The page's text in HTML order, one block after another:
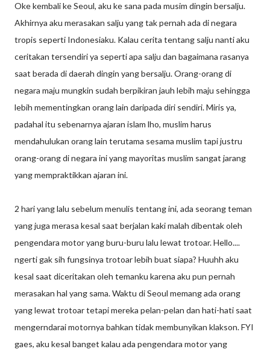
Oke kembali ke Seoul, aku ke sana pada musim dingin bersalju.
Akhirnya aku merasakan salju yang tak pernah ada di negara
tropis seperti Indonesiaku. Kalau cerita tentang salju nanti aku
ceritakan tersendiri ya seperti apa salju dan bagaimana rasanya
saat berada di daerah dingin yang bersalju. Orang-orang di
negara maju mungkin sudah berpikiran jauh lebih maju sehingga
lebih mementingkan orang lain daripada diri sendiri. Miris ya,
padahal itu sebenarnya ajaran islam lho, muslim harus
mendahulukan orang lain terutama sesama muslim tapi justru
orang-orang di negara ini yang mayoritas muslim sangat jarang
yang mempraktikkan ajaran ini.
2 hari yang lalu sebelum menulis tentang ini, ada seorang teman
yang juga merasa kesal saat berjalan kaki malah dibentak oleh
pengendara motor yang buru-buru lalu lewat trotoar. Hello....
ngerti gak sih fungsinya trotoar lebih buat siapa? Huuhh aku
kesal saat diceritakan oleh temanku karena aku pun pernah
merasakan hal yang sama. Waktu di Seoul memang ada orang
yang lewat trotoar tetapi mereka pelan-pelan dan hati-hati saat
mengerndarai motornya bahkan tidak membunyikan klakson. FYI
gaes, aku kesal banget kalau ada pengendara motor yang